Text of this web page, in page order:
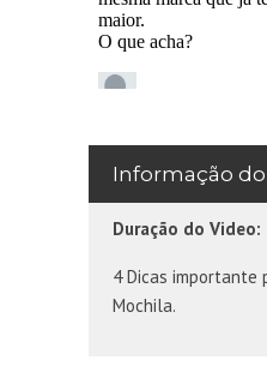
Informação
Duração do Video:
4 Dicas importante
Mochila.